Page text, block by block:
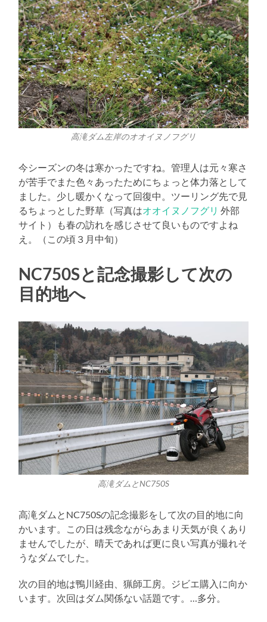
高滝ダム左岸のオオイヌノフグリ
今シーズンの冬は寒かったですね。管理人は元々寒さ
が苦手でまた色々あったためにちょっと体力落として
ました。少し暖かくなって回復中。ツーリング先で見
るちょっとした野草（写真はオオイヌノフグリ 外部
サイト）も春の訪れを感じさせて良いものですよね
え。（この頃３月中旬）
NC750Sと記念撮影して次の
目的地へ
高滝ダムとNC750S
高滝ダムとNC750Sの記念撮影をして次の目的地に向
かいます。この日は残念ながらあまり天気が良くあり
ませんでしたが、晴天であれば更に良い写真が撮れそ
うなダムでした。
次の目的地は鴨川経由、猟師工房。ジビエ購入に向か
います。次回はダム関係ない話題です。…多分。